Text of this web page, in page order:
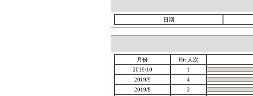
日期
月份 Hit 人次
2019/10
1
2019/9
4
2019/8
2